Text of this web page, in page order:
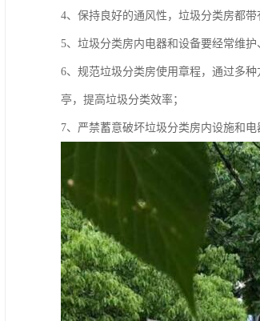
4、保持良好的通风性，垃圾分类房都
5、垃圾分类房内电器和设备要经常维
6、规范垃圾分类房使用章程，通过多
亭，提高垃圾分类效率；
7、严禁蓄意破坏垃圾分类房内设施和